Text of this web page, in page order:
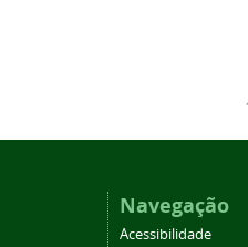
Navegação
Acessibilidade